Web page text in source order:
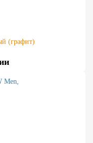
(графит)